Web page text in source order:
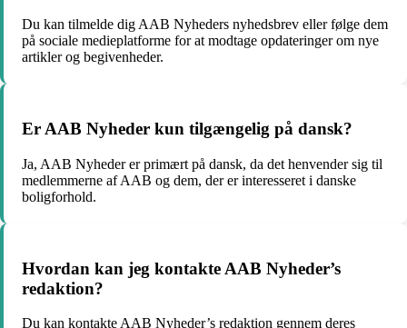
Du kan tilmelde dig AAB Nyheders nyhedsbrev eller følge dem
på sociale medieplatforme for at modtage opdateringer om nye
artikler og begivenheder.
Er AAB Nyheder kun tilgængelig på dansk?
Ja, AAB Nyheder er primært på dansk, da det henvender sig til
medlemmerne af AAB og dem, der er interesseret i danske
boligforhold.
Hvordan kan jeg kontakte AAB Nyheder’s
redaktion?
Du kan kontakte AAB Nyheder’s redaktion gennem deres